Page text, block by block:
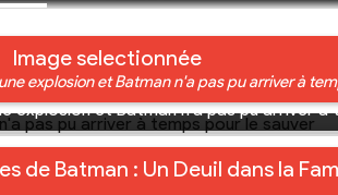
Image selectionnée
explosion et Batman n'a pas pu arriver à
explosion et Batman n'a pas pu arriver à
de Batman : Un Deuil dans la